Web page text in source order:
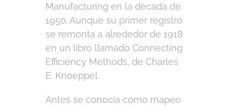
Manufacturing en la década de
1950. Aunque su primer registro
se remonta a alrededor de 1918
en un libro llamado Connecting
Efficiency Methods, de Charles
E. Knoeppel.
Antes se conocía como mapeo